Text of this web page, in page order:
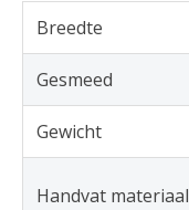
Breedte
Gesmeed
Gewicht
Handvat materiaal